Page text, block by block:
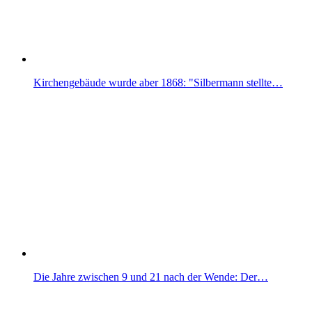
Kirchengebäude wurde aber 1868: "Silbermann stellte…
Die Jahre zwischen 9 und 21 nach der Wende: Der…